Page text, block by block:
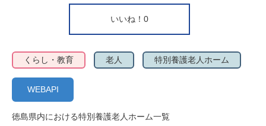
いいね！ 0
くらし・教育 老人 特別養護老人ホーム
WEBAPI
徳島県内における特別養護老人ホーム一覧